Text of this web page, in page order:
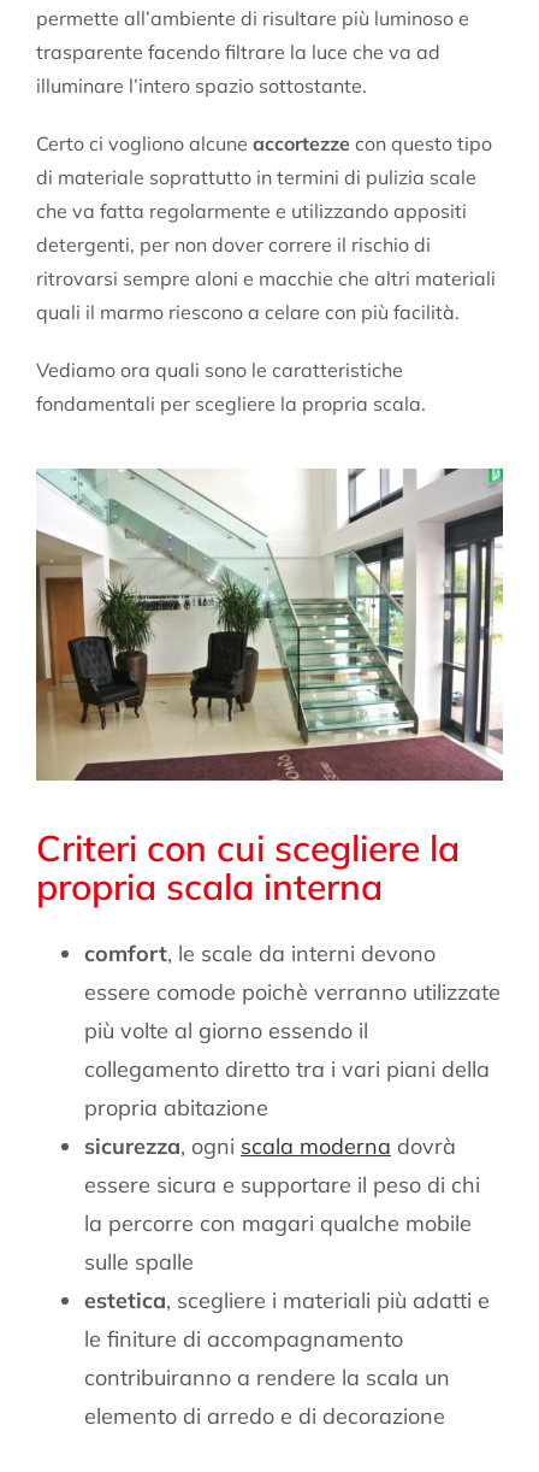
permette all’ambiente di risultare più luminoso e
trasparente facendo filtrare la luce che va ad
illuminare l’intero spazio sottostante.
Certo ci vogliono alcune accortezze con questo tipo
di materiale soprattutto in termini di pulizia scale
che va fatta regolarmente e utilizzando appositi
detergenti, per non dover correre il rischio di
ritrovarsi sempre aloni e macchie che altri materiali
quali il marmo riescono a celare con più facilità.
Vediamo ora quali sono le caratteristiche
fondamentali per scegliere la propria scala.
Criteri con cui scegliere la
propria scala interna
comfort, le scale da interni devono
essere comode poichè verranno utilizzate
più volte al giorno essendo il
collegamento diretto tra i vari piani della
propria abitazione
sicurezza, ogni scala moderna dovrà
essere sicura e supportare il peso di chi
la percorre con magari qualche mobile
sulle spalle
estetica, scegliere i materiali più adatti e
le finiture di accompagnamento
contribuiranno a rendere la scala un
elemento di arredo e di decorazione